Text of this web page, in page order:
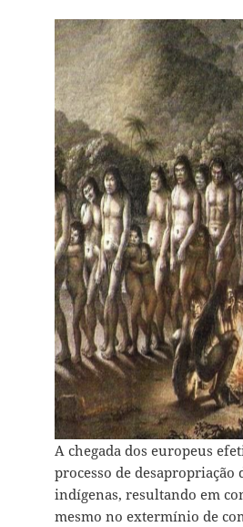
A chegada dos europeus
processo de desapropriação
indígenas, resultando em
mesmo no extermínio de